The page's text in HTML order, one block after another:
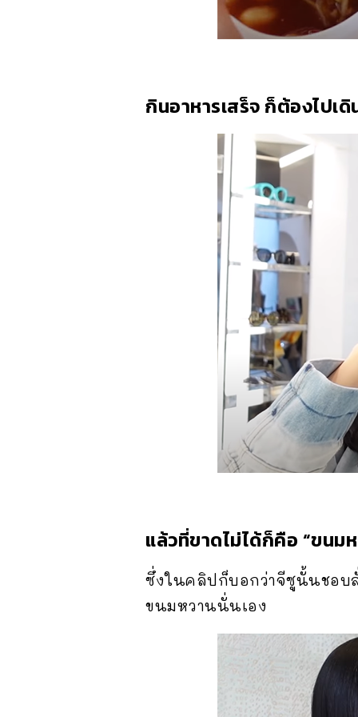
กินอาหารเสร็จ ก็ต้องไปเ
แล้วที่ขาดไม่ได้ก็คือ “ขนม
ซึ่งในคลิปก็บอกว่าจีซูนั้นชอบสั่
ขนมหวานนั่นเอง